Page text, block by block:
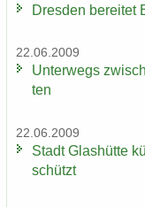
Dres­den be­rei­tet
22.06.2009
Un­ter­wegs
ten
22.06.2009
Stadt Glas­hüt­te
schützt